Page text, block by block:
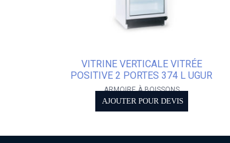
VITRINE VERTICALE VITRÉE
POSITIVE 2 PORTES 374 L UGUR
ARMOIRE À BOISSONS
AJOUTER POUR DEVIS